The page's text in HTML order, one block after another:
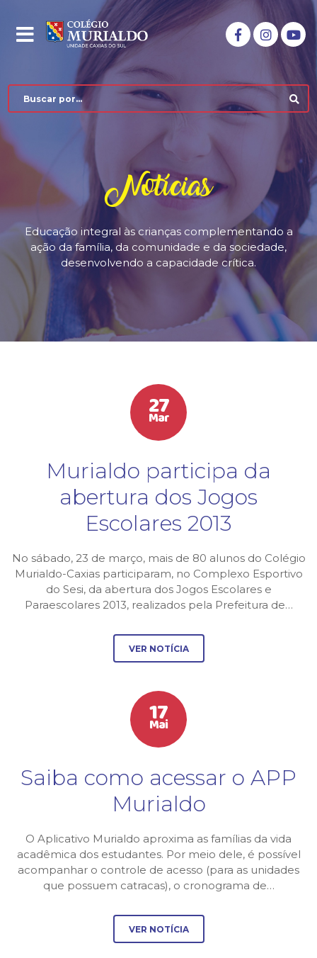
COLÉGIO MURIALDO
NÍVEIS DE ENSINO
HIGH SCHOOL
LISTA DE MATERIAIS
CALENDÁRIO ESCOLAR 2026
GUIA DA FAMÍLIA
BOLETOS BANCÁRIOS
Notícias
Educação integral às crianças complementando a
ação da família, da comunidade e da sociedade,
desenvolvendo a capacidade crítica.
27
Mar
Murialdo participa da
abertura dos Jogos
Escolares 2013
No sábado, 23 de março, mais de 80 alunos do Colégio
Murialdo-Caxias participaram, no Complexo Esportivo
do Sesi, da abertura dos Jogos Escolares e
Paraescolares 2013, realizados pela Prefeitura de…
VER NOTÍCIA
17
Mai
Saiba como acessar o APP
Murialdo
O Aplicativo Murialdo aproxima as famílias da vida
acadêmica dos estudantes. Por meio dele, é possível
acompanhar o controle de acesso (para as unidades
que possuem catracas), o cronograma de…
VER NOTÍCIA